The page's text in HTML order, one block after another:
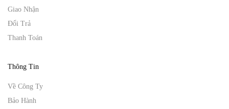
Giao Nhận
Đổi Trả
Thanh Toán
Thông Tin
Về Công Ty
Bảo Hành